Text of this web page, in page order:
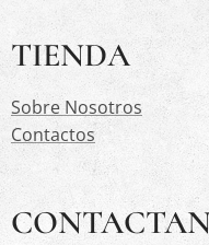
TIENDA
Sobre Nosotros
Contactos